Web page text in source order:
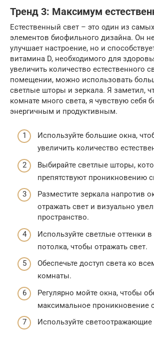
Тренд 3: Максимум
Естественный свет – это один из
элементов биофильного дизайна. Он
улучшает настроение, но и
витамина D, необходимого для
увеличить количество естественного
помещении, можно использовать
светлые шторы и зеркала. Я заметил,
комнате много света, я чувствую себя
энергичным и продуктивным.
Используйте большие окна,
увеличить количество
Выбирайте светлые шторы,
препятствуют проникновению
Разместите зеркала напротив
отражать свет и визуально
пространство.
Используйте светлые оттенки в
потолка, чтобы отражать свет.
Обеспечьте доступ света ко
комнаты.
Регулярно мойте окна, чтобы
максимальное проникновение
Используйте светоотражающие